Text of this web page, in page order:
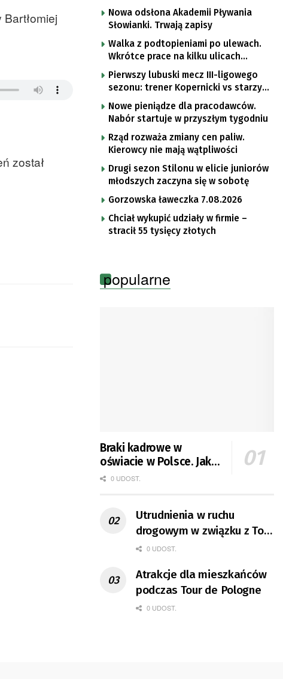
został
Nowa odsłona Akademii Pływania
Słowianki. Trwają zapisy
Walka z podtopieniami po ulewach.
Wkrótce prace na kilku ulicach
Gorzowa
Pierwszy lubuski mecz III-ligowego
sezonu: trener Kopernicki vs starzy
znajomi
Nowe pieniądze dla pracodawców.
Nabór startuje w przyszłym tygodniu
Rząd rozważa zmiany cen paliw.
Kierowcy nie mają wątpliwości
Drugi sezon Stilonu w elicie juniorów
młodszych zaczyna się w sobotę
Gorzowska ławeczka 7.08.2026
Chciał wykupić udziały w firmie –
stracił 55 tysięcy złotych
popularne
Braki kadrowe w
oświacie w Polsce. Jak
jest w Gorzowie?
0 UDOST.
Utrudnienia w ruchu
drogowym w związku z Tour
de Pologne
0 UDOST.
Atrakcje dla mieszkańców
podczas Tour de Pologne
0 UDOST.